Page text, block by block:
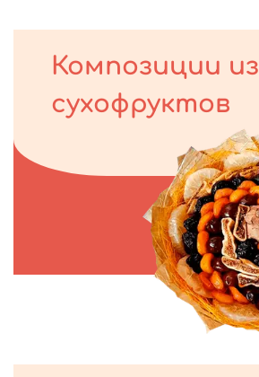
Композиции из
сухофруктов